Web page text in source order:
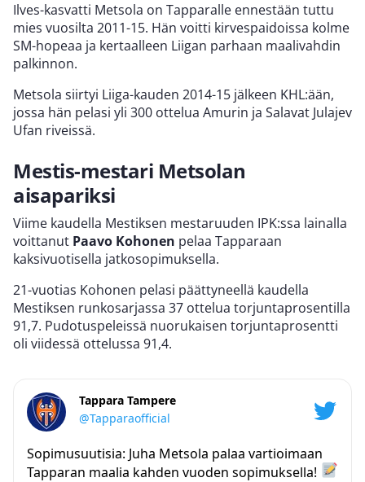
Ilves-kasvatti Metsola on Tapparalle ennestään tuttu
mies vuosilta 2011-15. Hän voitti kirvespaidoissa kolme
SM-hopeaa ja kertaalleen Liigan parhaan maalivahdin
palkinnon.
Metsola siirtyi Liiga-kauden 2014-15 jälkeen KHL:ään,
jossa hän pelasi yli 300 ottelua Amurin ja Salavat Julajev
Ufan riveissä.
Mestis-mestari Metsolan
aisapariksi
Viime kaudella Mestiksen mestaruuden IPK:ssa lainalla
voittanut Paavo Kohonen pelaa Tapparaan
kaksivuotisella jatkosopimuksella.
21-vuotias Kohonen pelasi päättyneellä kaudella
Mestiksen runkosarjassa 37 ottelua torjuntaprosentilla
91,7. Pudotuspeleissä nuorukaisen torjuntaprosentti
oli viidessä ottelussa 91,4.
Tappara Tampere
@Tapparaofficial
Sopimusuutisia: Juha Metsola palaa vartioimaan
Tapparan maalia kahden vuoden sopimuksella!